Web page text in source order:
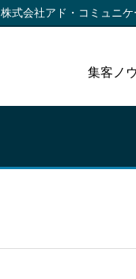
株式会社アド・コミュニ
集客ノ